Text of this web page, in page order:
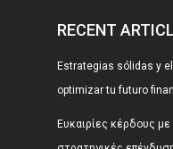
RECENT
Estrategias sólidas y
optimizar tu futuro
Ευκαιρίες κέρδους